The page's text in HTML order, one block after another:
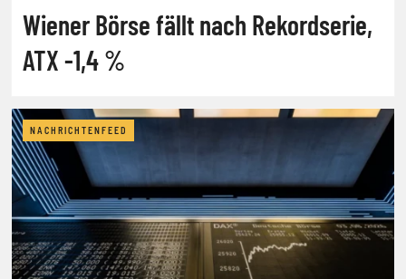
Wiener Börse fällt nach Rekordserie,
ATX -1,4 %
NACHRICHTENFEED